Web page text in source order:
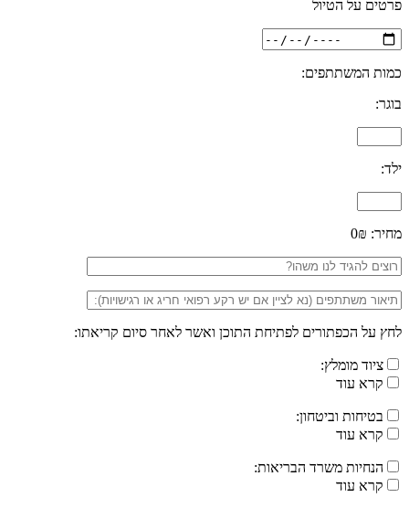
פרטים על הטיול
כמות המשתתפים:
בוגר:
ילד:
מחיר: 0₪
לחץ על הכפתורים לפתיחת התוכן ואשר לאחר סיום קריאתו:
ציוד מומלץ:
קרא עוד
בטיחות וביטחון:
קרא עוד
הנחיות משרד הבריאות:
קרא עוד